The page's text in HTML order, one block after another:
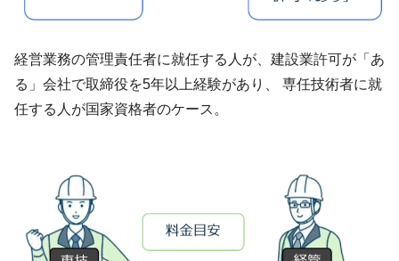
経営業務の管理責任者に就任する人が、建設業許可が「あ
る」会社で取締役を5年以上経験があり、 専任技術者に就
任する人が国家資格者のケース。